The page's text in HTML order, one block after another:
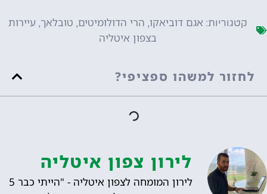
קטגוריות: אגם דוביאקו, הרי הדולומיטים, טובלאך, עיירות
בצפון איטליה
לחזור למשהו ספציפי?
לירון צפון איטליה
לירון המומחה לצפון איטליה - "הייתי כבר 5